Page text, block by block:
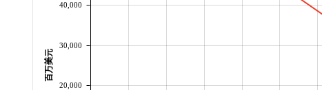
20,000
30,000
40,000
百万美元